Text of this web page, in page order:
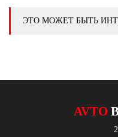
ЭТО МОЖЕТ БЫТЬ
AVTO